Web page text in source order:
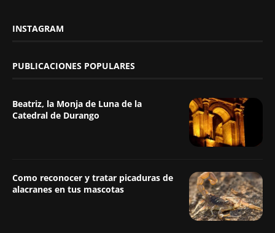
INSTAGRAM
PUBLICACIONES POPULARES
Beatriz, la Monja de Luna de la
Catedral de Durango
Como reconocer y tratar picaduras de
alacranes en tus mascotas